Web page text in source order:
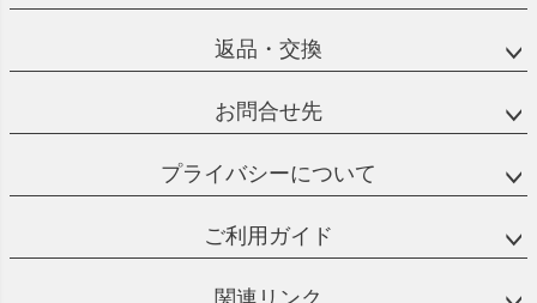
返品・交換
お問合せ先
プライバシーについて
ご利用ガイド
関連リンク